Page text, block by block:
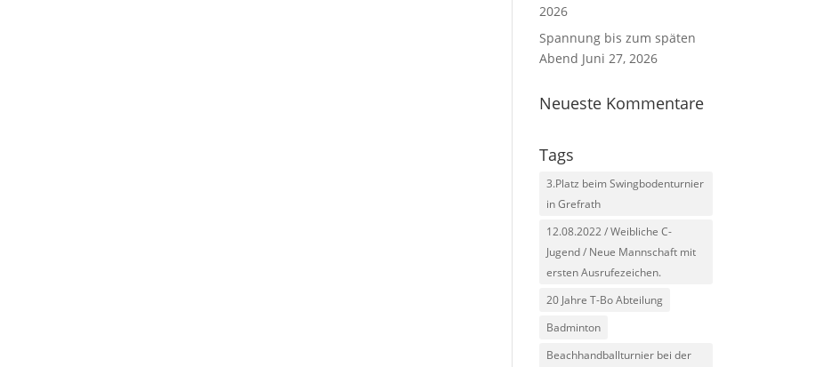
2026
Spannung bis zum späten
Abend Juni 27, 2026
Neueste Kommentare
Tags
3.Platz beim Swingbodenturnier
in Grefrath
12.08.2022 / Weibliche C-
Jugend / Neue Mannschaft mit
ersten Ausrufezeichen.
20 Jahre T-Bo Abteilung
Badminton
Beachhandballturnier bei der